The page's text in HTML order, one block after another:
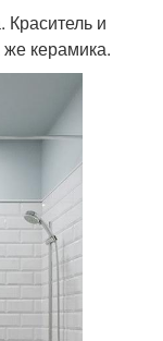
и
керамика.